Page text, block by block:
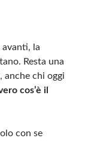
avanti, la
Resta una
anche chi oggi
cos’è il
con se